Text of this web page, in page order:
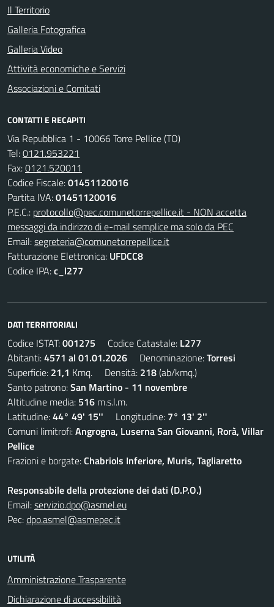
Il Territorio
Galleria Fotografica
Galleria Video
Attività economiche e Servizi
Associazioni e Comitati
CONTATTI E RECAPITI
Via Repubblica 1 - 10066 Torre Pellice (TO)
Tel:0121.953221
Fax:0121.520011
Codice Fiscale:01451120016
Partita IVA:01451120016
P.E.C.: protocollo@pec.comunetorrepellice.it - NON accetta
messaggi da indirizzo di e-mail semplice ma solo da PEC
Email:segreteria@comunetorrepellice.it
Fatturazione Elettronica: UFDCC8
Codice IPA:c_l277
DATI TERRITORIALI
Codice ISTAT:001275 Codice Catastale: L277
Abitanti:4571 al 01.01.2026 Denominazione:Torresi
Superficie: 21,1 Kmq. Densità: 218(ab/kmq.)
Santo patrono:San Martino - 11 novembre
Altitudine media: 516 m.s.l.m.
Latitudine:44° 49' 15'' Longitudine: 7° 13' 2''
Comuni limitrofi:Angrogna, Luserna San Giovanni, Rorà, Villar
Pellice
Frazioni e borgate:Chabriols Inferiore, Muris, Tagliaretto
Responsabile della protezione dei dati (D.P.O.)
Email:servizio.dpo@asmel.eu
Pec:dpo.asmel@asmepec.it
UTILITÀ
Amministrazione Trasparente
Dichiarazione di accessibilità